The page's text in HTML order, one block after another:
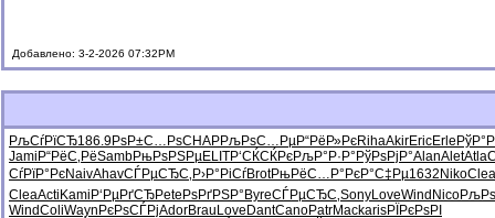
Добавлено: 3-2-2026 07:32PM
РљСѓРїСЂ186.9РѕР±С…РѕCHAPРљРѕС…РµР“РёР»РєRihaAkirEricErle
Jami Р“РёС‚РёSambРњРѕРЅРµELITР‘СЌСЌРєРљР°Р·Р° РўРѕРјР°AlanAletAtla
СѓРїР°РєNaivAhavСЃРµСЂС‚ Р›Р°РіСѓBrotРњРёС…Р° РєР°С‡Рµ1632 NikoClea
CleaActi Kami Р‘РµРґСЂPete РѕРґРЅР° ByreСЃРµСЂС‚SonyLoveWind Nico
WindColiWayn РєРѕСЃРјAdorBrau Love DantCanoPatrMackarisРЇРєРѕРІ